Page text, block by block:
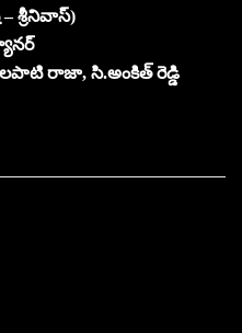
శ్రీనివాస్)
రాజా, సి.అంకిత్ రెడ్డి